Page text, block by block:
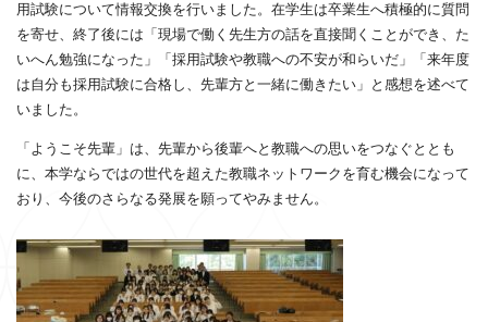
用試験について情報交換を行いました。在学生は卒業生へ積極的に質問
を寄せ、終了後には「現場で働く先生方の話を直接聞くことができ、た
いへん勉強になった」「採用試験や教職への不安が和らいだ」「来年度
は自分も採用試験に合格し、先輩方と一緒に働きたい」と感想を述べて
いました。
「ようこそ先輩」は、先輩から後輩へと教職への思いをつなぐととも
に、本学ならではの世代を超えた教職ネットワークを育む機会になって
おり、今後のさらなる発展を願ってやみません。